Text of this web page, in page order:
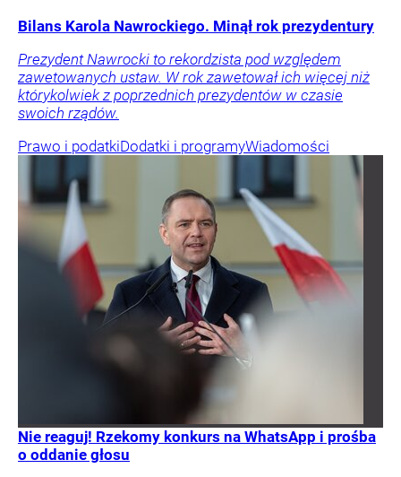
Bilans Karola Nawrockiego. Minął rok prezydentury
Prezydent Nawrocki to rekordzista pod względem
zawetowanych ustaw. W rok zawetował ich więcej niż
którykolwiek z poprzednich prezydentów w czasie
swoich rządów.
Prawo i podatkiDodatki i programyWiadomości
Nie reaguj! Rzekomy konkurs na WhatsApp i prośba
o oddanie głosu